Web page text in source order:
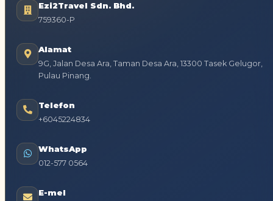
Ezi2Travel Sdn. Bhd.
759360-P
Alamat
9G, Jalan Desa Ara, Taman Desa Ara, 13300 Tasek Gelugor,
Pulau Pinang.
Telefon
+6045224834
WhatsApp
012-577 0564
E-mel